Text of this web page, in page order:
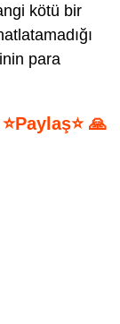
kötü bir
para
🙏